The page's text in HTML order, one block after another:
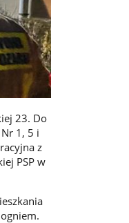
23. Do
1, 5 i
z
PSP w